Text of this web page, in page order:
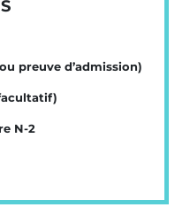
preuve d’admission)
N-2